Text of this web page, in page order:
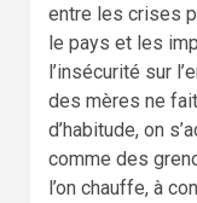
entre les crises
le pays et les
l’insécurité sur
des mères ne
d’habitude, on
comme des
l’on chauffe, à